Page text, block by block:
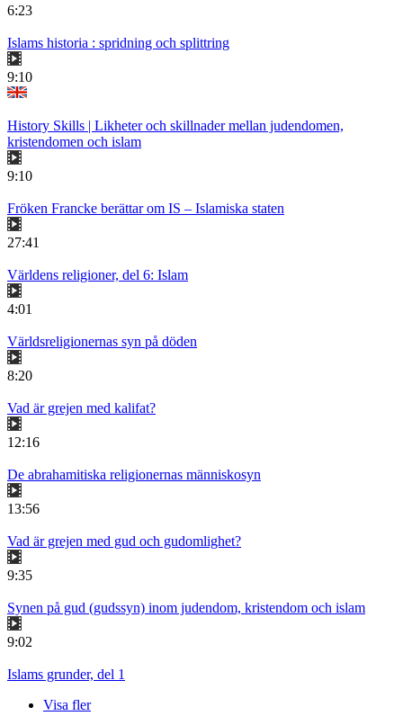
6:23
Islams historia : spridning och splittring
9:10
History Skills | Likheter och skillnader mellan judendomen,
kristendomen och islam
9:10
Fröken Francke berättar om IS – Islamiska staten
27:41
Världens religioner, del 6: Islam
4:01
Världsreligionernas syn på döden
8:20
Vad är grejen med kalifat?
12:16
De abrahamitiska religionernas människosyn
13:56
Vad är grejen med gud och gudomlighet?
9:35
Synen på gud (gudssyn) inom judendom, kristendom och islam
9:02
Islams grunder, del 1
Visa fler